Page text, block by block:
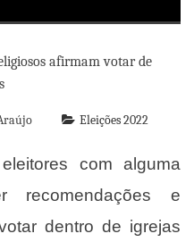
Eleições 2022
com alguma
recomendações e
dentro de igrejas